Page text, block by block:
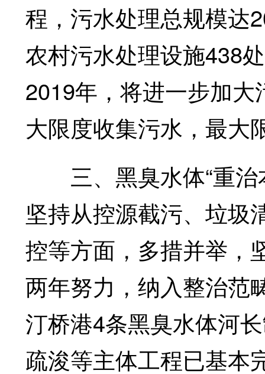
程，污水处理总规模达
农村污水处理设施438
2019年，将进一步加
大限度收集污水，最大
三、黑臭水体“重治
坚持从控源截污、垃圾
控等方面，多措并举，
两年努力，纳入整治范
汀桥港4条黑臭水体河
疏浚等主体工程已基本